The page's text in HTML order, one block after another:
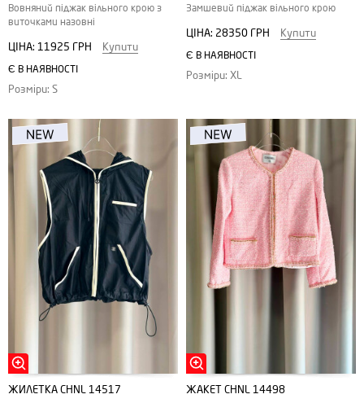
Вовняний піджак вільного крою з
виточками назовні
ЦІНА: 11925 ГРН Купити
Є В НАЯВНОСТІ
Розміри: S
Замшевий піджак вільного крою
ЦІНА: 28350 ГРН Купити
Є В НАЯВНОСТІ
Розміри: XL
ЖИЛЕТКА CHNL 14517 ЖАКЕТ CHNL 14498